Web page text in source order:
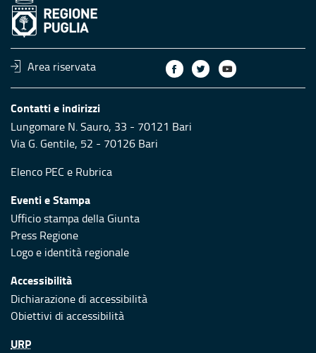
Area riservata
Contatti e indirizzi
Lungomare N. Sauro, 33 - 70121 Bari
Via G. Gentile, 52 - 70126 Bari
Elenco PEC e Rubrica
Eventi e Stampa
Ufficio stampa della Giunta
Press Regione
Logo e identità regionale
Accessibilità
Dichiarazione di accessibilità
Obiettivi di accessibilità
URP